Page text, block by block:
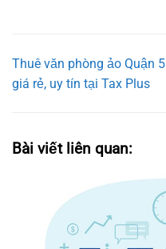
Thuê văn phòng ảo Quận 5
giá rẻ, uy tín tại Tax Plus
Bài viết liên quan: